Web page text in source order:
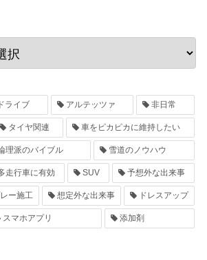
ライブ アルテッツァ 非日常
タイヤ関連 車をピカピカに維持したい
理派のバイブル 雪道のノウハウ
走行車に有効 SUV 予想外な出来事
ー施工 想定外な出来事 ドレスアップ
スマホアプリ 添加剤